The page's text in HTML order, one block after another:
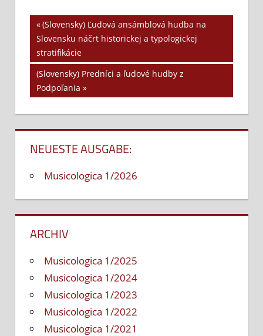
kultúra
Beitrags-
Navigation
Vorheriger
Beitrag:
(Slovensky) Ľudová ansámblová hudba na
Slovensku náčrt historickej a typologickej
stratifikácie
Nächster
Beitrag:
(Slovensky) Predníci a ľudové hudby z
Podpoľania
NEUESTE AUSGABE:
Musicologica 1/2026
ARCHIV
Musicologica 1/2025
Musicologica 1/2024
Musicologica 1/2023
Musicologica 1/2022
Musicologica 1/2021